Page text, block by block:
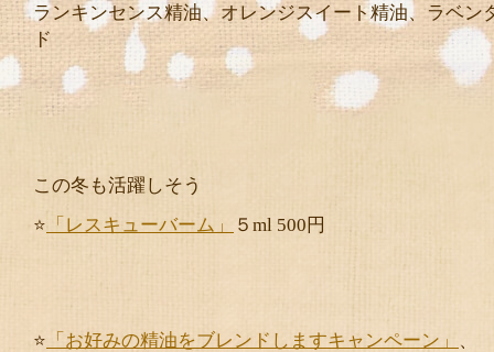
ランキンセンス精油、オレンジスイート精油、ラベン
ド
この冬も活躍しそう
⭐️ 「レスキューバーム」 ５ml 500円
⭐️ 「お好みの精油をブレンドしますキャンペーン」
、